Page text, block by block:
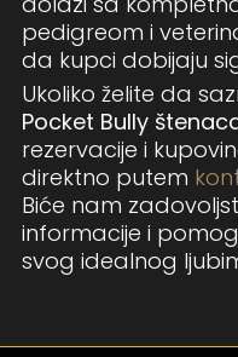
pedigreom i
da kupci dobijaju
Ukoliko želite da
Pocket Bully
rezervacije i
direktno putem
Biće nam
informacije i
svog idealnog